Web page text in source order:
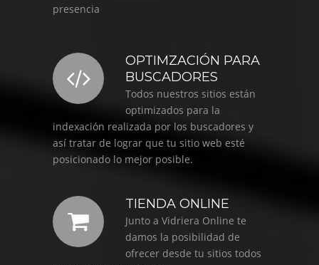
presencia
OPTIMZACIÓN PARA
BUSCADORES
Todos nuestros sitios están
optimizados para la
indexación realizada por los buscadores y
así tratar de lograr que tu sitio web esté
posicionado lo mejor posible.
TIENDA ONLINE
Junto a Vidriera Online te
damos la posibilidad de
ofrecer desde tu sitios todos